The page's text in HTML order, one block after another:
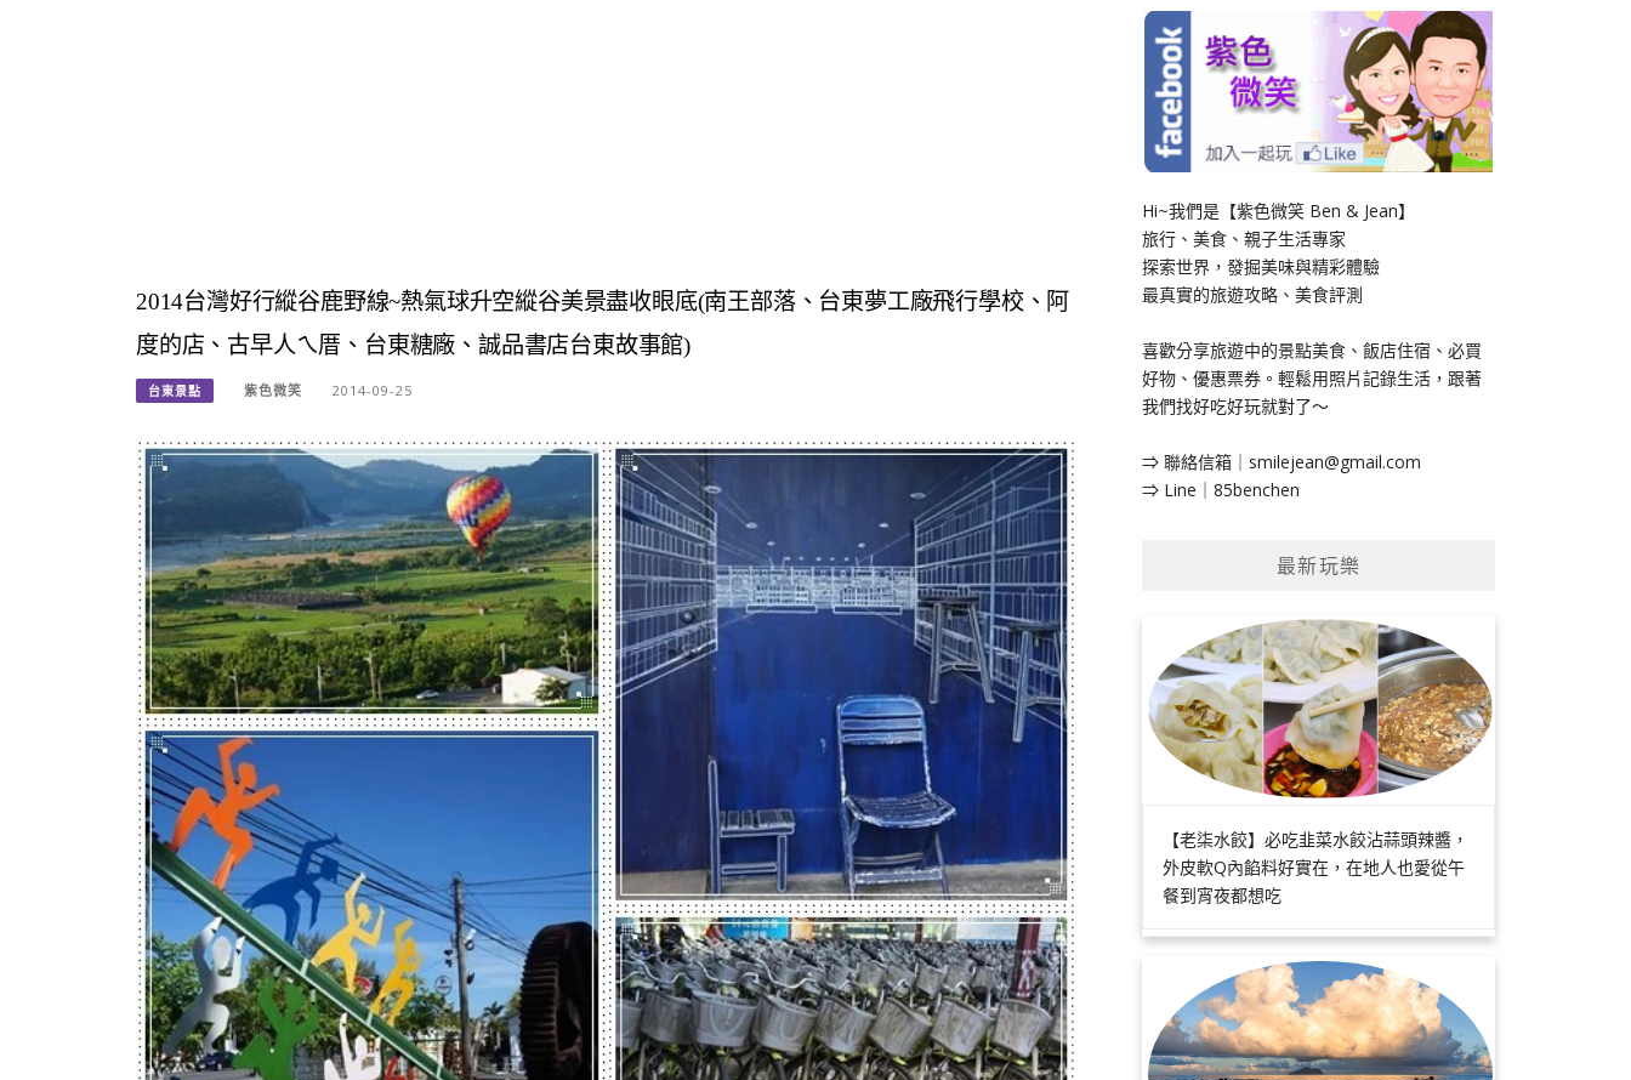
2014台灣好行縱谷鹿野線~熱氣球升空縱谷美景盡收眼底(南王部落、台東夢工廠飛行學校、阿
度的店、古早人ㄟ厝、台東糖廠、誠品書店台東故事館)
台東景點 紫色微笑 2014-09-25
Hi~我們是【紫色微笑 Ben & Jean】
旅行、美食、親子生活專家
探索世界，發掘美味與精彩體驗
最真實的旅遊攻略、美食評測
喜歡分享旅遊中的景點美食、飯店住宿、必買
好物、優惠票券。輕鬆用照片記錄生活，跟著
我們找好吃好玩就對了～
⇒ 聯絡信箱｜ smilejean@gmail.com
⇒ Line｜85benchen
最新玩樂
【老柒水餃】必吃韭菜水餃沾蒜頭辣醬，
外皮軟Q內餡料好實在，在地人也愛從午
餐到宵夜都想吃